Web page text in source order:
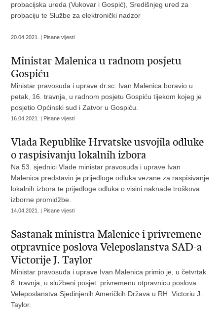
probacijska ureda (Vukovar i Gospić), Središnjeg ured za
probaciju te Službe za elektronički nadzor
20.04.2021. | Pisane vijesti
Ministar Malenica u radnom posjetu
Gospiću
Ministar pravosuđa i uprave dr.sc. Ivan Malenica boravio u
petak, 16. travnja, u radnom posjetu Gospiću tijekom kojeg je
posjetio Općinski sud i Zatvor u Gospiću.
16.04.2021. | Pisane vijesti
Vlada Republike Hrvatske usvojila odluke
o raspisivanju lokalnih izbora
Na 53. sjednici Vlade ministar pravosuđa i uprave Ivan
Malenica predstavio je prijedloge odluka vezane za raspisivanje
lokalnih izbora te prijedloge odluka o visini naknade troškova
izborne promidžbe.
14.04.2021. | Pisane vijesti
Sastanak ministra Malenice i privremene
otpravnice poslova Veleposlanstva SAD-a
Victorije J. Taylor
Ministar pravosuđa i uprave Ivan Malenica primio je, u četvrtak
8. travnja, u službeni posjet privremenu otpravnicu poslova
Veleposlanstva Sjedinjenih Američkih Država u RH Victoriu J.
Taylor.